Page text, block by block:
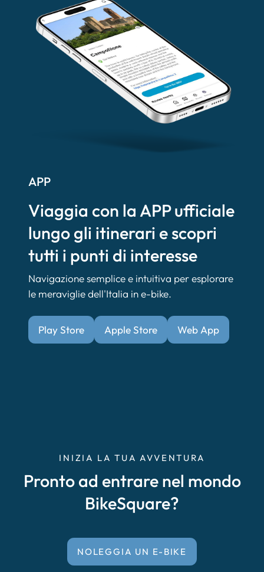
APP
Viaggia con la APP ufficiale
lungo gli itinerari e scopri
tutti i punti di interesse
Navigazione semplice e intuitiva per esplorare
le meraviglie dell'Italia in e-bike.
Play Store Apple Store Web App
INIZIA LA TUA AVVENTURA
Pronto ad entrare nel mondo
BikeSquare?
NOLEGGIA UN E-BIKE